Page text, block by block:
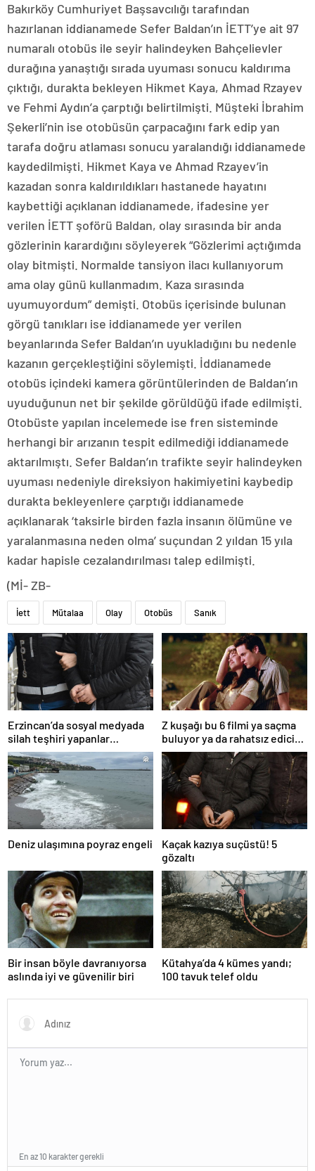
Bakırköy Cumhuriyet Başsavcılığı tarafından
hazırlanan iddianamede Sefer Baldan’ın İETT’ye ait 97
numaralı otobüs ile seyir halindeyken Bahçelievler
durağına yanaştığı sırada uyuması sonucu kaldırıma
çıktığı, durakta bekleyen Hikmet Kaya, Ahmad Rzayev
ve Fehmi Aydın’a çarptığı belirtilmişti. Müşteki İbrahim
Şekerli’nin ise otobüsün çarpacağını fark edip yan
tarafa doğru atlaması sonucu yaralandığı iddianamede
kaydedilmişti. Hikmet Kaya ve Ahmad Rzayev’in
kazadan sonra kaldırıldıkları hastanede hayatını
kaybettiği açıklanan iddianamede, ifadesine yer
verilen İETT şoförü Baldan, olay sırasında bir anda
gözlerinin karardığını söyleyerek “Gözlerimi açtığımda
olay bitmişti. Normalde tansiyon ilacı kullanıyorum
ama olay günü kullanmadım. Kaza sırasında
uyumuyordum” demişti. Otobüs içerisinde bulunan
görgü tanıkları ise iddianamede yer verilen
beyanlarında Sefer Baldan’ın uyukladığını bu nedenle
kazanın gerçekleştiğini söylemişti. İddianamede
otobüs içindeki kamera görüntülerinden de Baldan’ın
uyuduğunun net bir şekilde görüldüğü ifade edilmişti.
Otobüste yapılan incelemede ise fren sisteminde
herhangi bir arızanın tespit edilmediği iddianamede
aktarılmıştı. Sefer Baldan’ın trafikte seyir halindeyken
uyuması nedeniyle direksiyon hakimiyetini kaybedip
durakta bekleyenlere çarptığı iddianamede
açıklanarak ‘taksirle birden fazla insanın ölümüne ve
yaralanmasına neden olma’ suçundan 2 yıldan 15 yıla
kadar hapisle cezalandırılması talep edilmişti.
(Mİ- ZB-
İett Mütalaa Olay Otobüs Sanık
Erzincan’da sosyal medyada
silah teşhiri yapanlar
yakalandı
Z kuşağı bu 6 filmi ya saçma
buluyor ya da rahatsız edici
ve toksik!
Deniz ulaşımına poyraz engeli
Kaçak kazıya suçüstü! 5
gözaltı
Bir insan böyle davranıyorsa
aslında iyi ve güvenilir biri
Kütahya’da 4 kümes yandı;
100 tavuk telef oldu
En az 10 karakter gerekli